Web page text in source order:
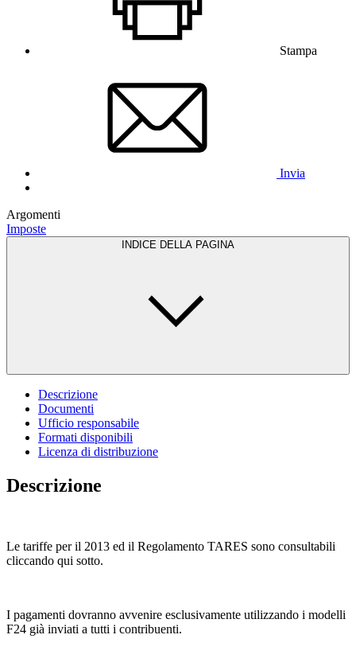
Stampa
Invia
Argomenti
Imposte
INDICE DELLA PAGINA
Descrizione
Documenti
Ufficio responsabile
Formati disponibili
Licenza di distribuzione
Descrizione
Le tariffe per il 2013 ed il Regolamento TARES sono consultabili
cliccando qui sotto.
I pagamenti dovranno avvenire esclusivamente utilizzando i modelli
F24 già inviati a tutti i contribuenti.